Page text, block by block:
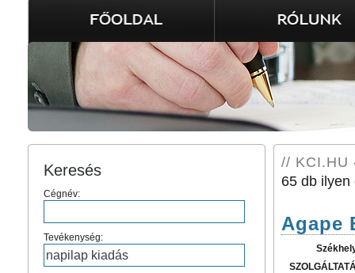
Keresés
Cégnév:
Tevékenység:
// KCI.HU
65 db ilyen
Agape